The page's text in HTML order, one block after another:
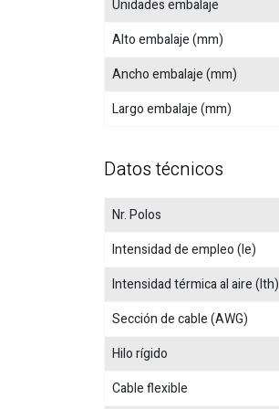
Unidades embalaje
Alto embalaje (mm)
Ancho embalaje (mm)
Largo embalaje (mm)
Datos técnicos
Nr. Polos
Intensidad de empleo (Ie)
Intensidad térmica al aire (Ith)
Sección de cable (AWG)
Hilo rígido
Cable flexible